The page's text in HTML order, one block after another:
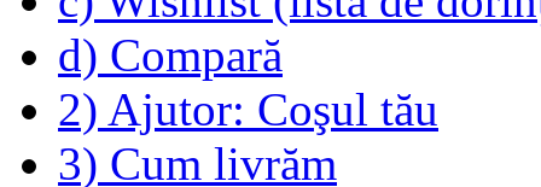
d) Compară
2) Ajutor: Coşul tău
3) Cum livrăm